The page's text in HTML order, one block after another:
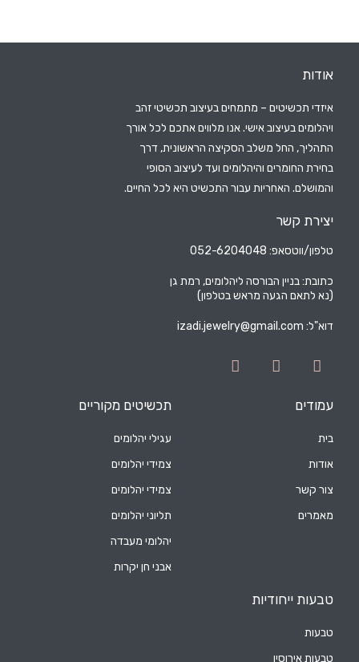
אודות
איזדי תכשיטים – מתמחים בעיצוב תכשיטי זהב
ויהלומים בעיצוב אישי. אנו מלווים אתכם לכל אורך
התהליך, החל משלב הסקיצה הראשונית, דרך
בחירת החומרים והיהלומים ועד לעיצוב הסופי
והמושלם. האחריות עבור התכשיט היא לכל החיים.
יצירת קשר
טלפון/ווטסאפ: 052-6204048
כתובת: בניין הבורסה ליהלומים, רמת גן
(נא לתאם הגעה מראש בטלפון)
דוא"ל: izadi.jewelry@gmail.com
עמודים
בית
אודות
צור קשר
מאמרים
תכשיטים מקוריים
עגילי יהלומים
צמידי יהלומים
צמידי יהלומים
תליוני יהלומים
יהלומי מעבדה
אבני חן יקרות
טבעות ייחודיות
טבעות
טבעות אירוסין